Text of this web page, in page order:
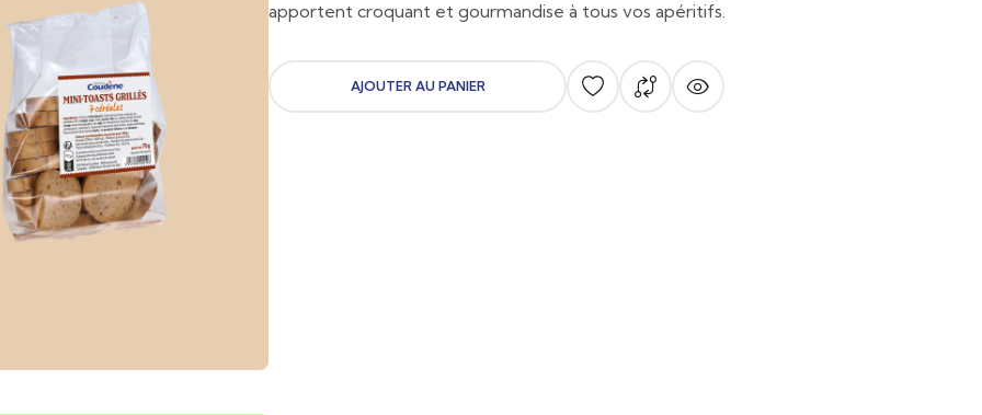
apportent croquant et gourmandise à tous vos apéritifs.
AJOUTER AU PANIER